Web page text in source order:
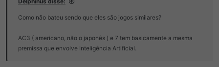
Como não bateu sendo que eles são jogos similares?
AC3 ( americano, não o japonês ) e 7 tem basicamente a mesma
premissa que envolve Inteligência Artificial.